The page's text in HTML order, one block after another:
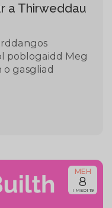
a Thirweddau
poblogaidd Meg
o gasgliad
MEH
8
I MEDI 19